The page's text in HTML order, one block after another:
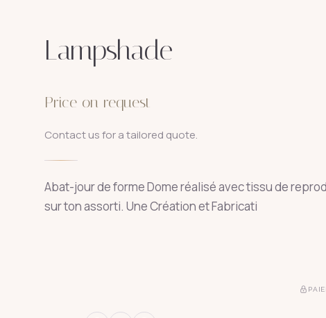
Lampshade
Price on request
Contact us for a tailored quote.
Abat-jour de forme Dome réalisé avec tissu de
sur ton assorti. Une Création et Fabricati